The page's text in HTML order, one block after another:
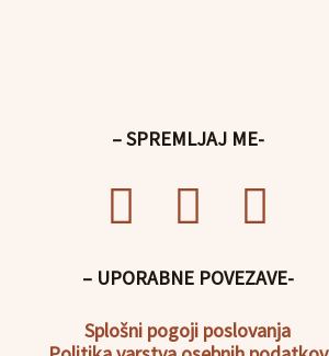
– SPREMLJAJ ME-
– UPORABNE POVEZAVE-
Splošni pogoji poslovanja